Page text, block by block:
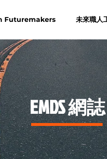
Futuremakers 未來職
​EMDS 網誌